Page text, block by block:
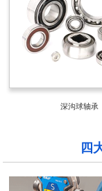
深沟球轴承
四